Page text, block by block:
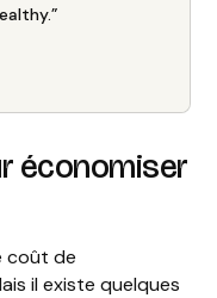
économiser
coût de
il existe quelques